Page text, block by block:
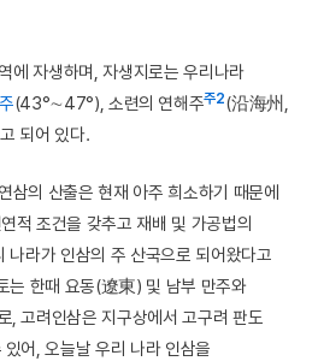
자생하며, 자생지로는 우리나라
(43°∼47°), 소련의 연해주주2(沿海州,
되어 있다.
삼의 산출은 현재 아주 희소하기 때문에
적 조건을 갖추고 재배 및 가공법의
나라가 인삼의 주 산국으로 되어왔다고
는 한때 요동(遼東) 및 남부 만주와
, 고려인삼은 지구상에서 고구려 판도
어, 오늘날 우리 나라 인삼을